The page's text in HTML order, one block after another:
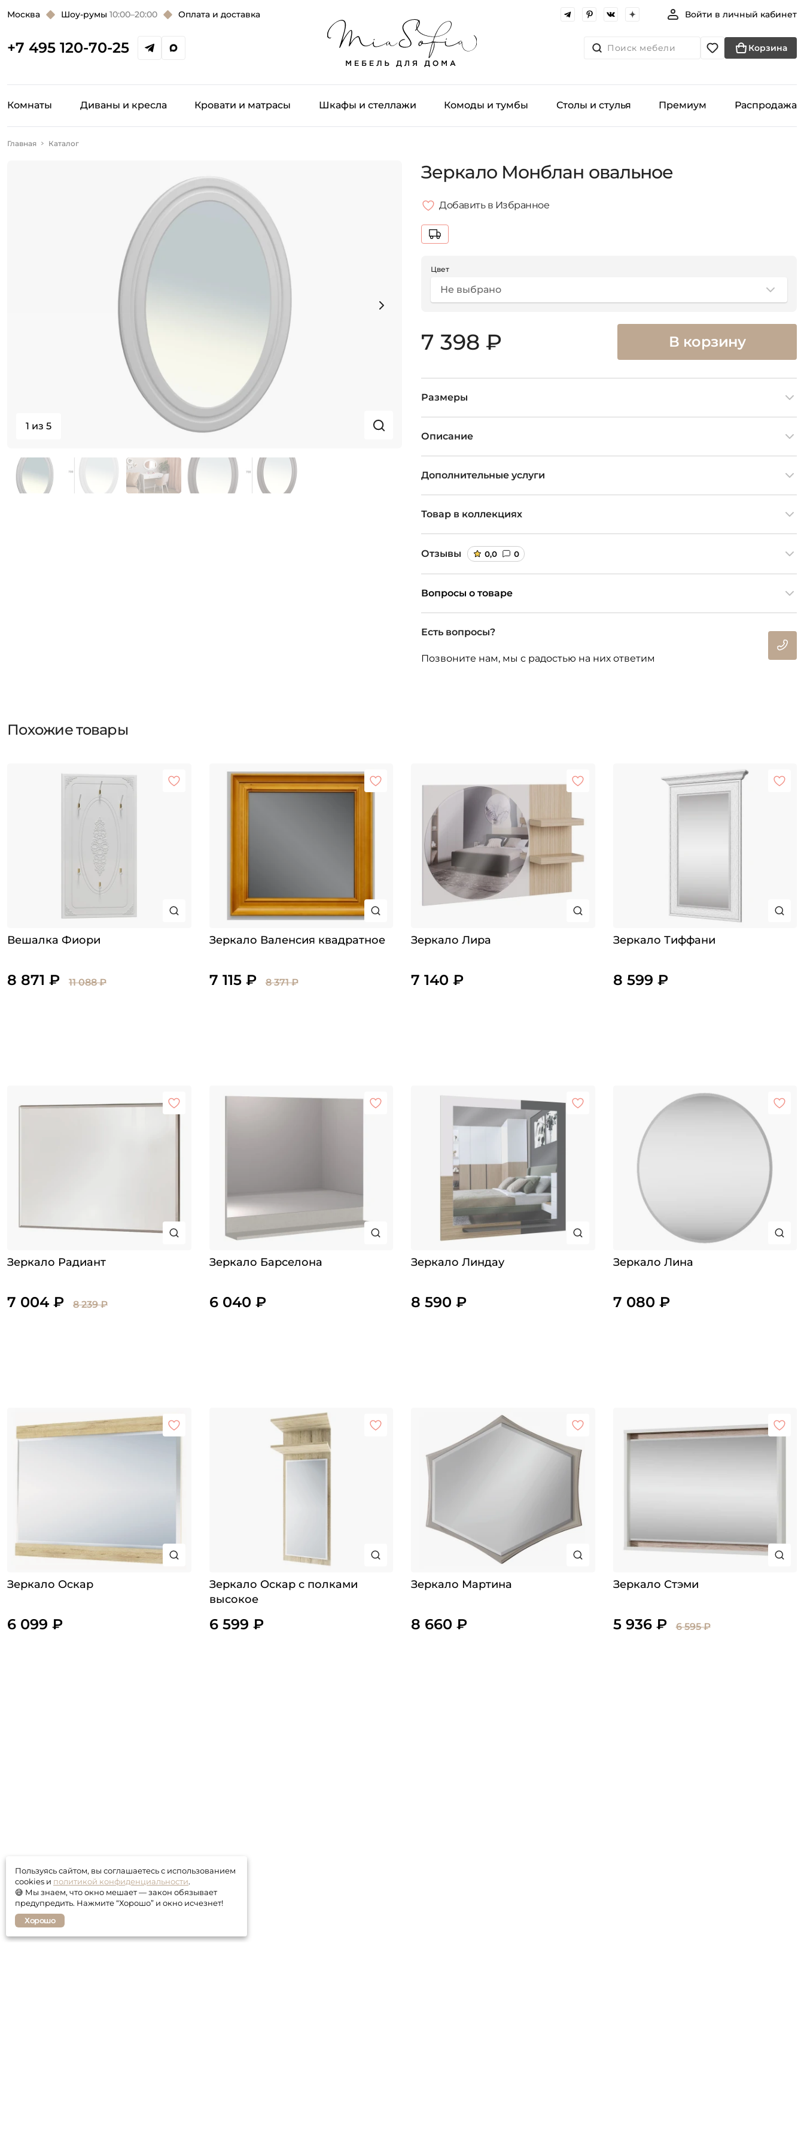
Москва Шоу-румы 10:00–20:00 Оплата и доставка Войти в личный кабинет
+7 495 120-70-25 Поиск мебели Корзина
Комнаты Диваны и кресла Кровати и матрасы Шкафы и стеллажи Комоды и тумбы Столы и стулья Премиум Распродажа
Главная Каталог
1 из 5
Зеркало Монблан овальное
Добавить в Избранное
Цвет
Не выбрано
7 398 ₽ В корзину
Размеры
Описание
Дополнительные услуги
Товар в коллекциях
Отзывы 0,0 0
Вопросы о товаре
Есть вопросы?
Позвоните нам, мы с радостью на них ответим
Похожие товары
Вешалка Фиори
8 871 ₽ 11 088 ₽
Зеркало Валенсия квадратное
7 115 ₽ 8 371 ₽
Зеркало Лира
7 140 ₽
Зеркало Тиффани
8 599 ₽
Зеркало Радиант
7 004 ₽ 8 239 ₽
Зеркало Барселона
6 040 ₽
Зеркало Линдау
8 590 ₽
Зеркало Лина
7 080 ₽
Зеркало Оскар
6 099 ₽
Зеркало Оскар с полками
высокое
6 599 ₽
Зеркало Мартина
8 660 ₽
Зеркало Стэми
5 936 ₽ 6 595 ₽
Пользуясь сайтом, вы соглашаетесь с использованием
cookies и политикой конфиденциальности.
😅 Мы знаем, что окно мешает — закон обязывает
предупредить. Нажмите “Хорошо” и окно исчезнет!
Хорошо